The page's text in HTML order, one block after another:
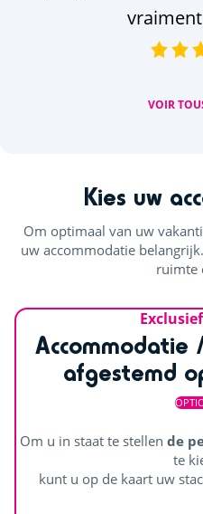
VOIR
Kies uw
Om optimaal van uw
uw accommodatie
ruimte
Accommodatie
afgestemd
Om u in staat te stellen de
te
kunt u op de kaart uw